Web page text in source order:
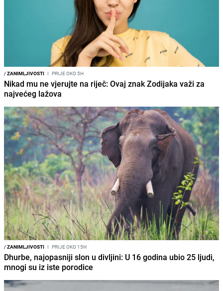
/ZANIMLJIVOSTI I PRIJE OKO 5H
Nikad mu ne vjerujte na riječ: Ovaj znak Zodijaka važi za
najvećeg lažova
/ZANIMLJIVOSTI I PRIJE OKO 15H
Dhurbe, najopasniji slon u divljini: U 16 godina ubio 25 ljudi,
mnogi su iz iste porodice